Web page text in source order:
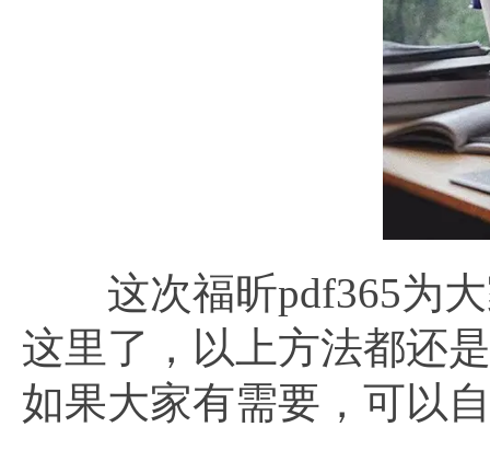
这次福昕pdf365为大
这里了，以上方法都还
如果大家有需要，可以